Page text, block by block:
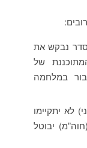
נבקש את
של
במלחמה
וחג שני) לא יתקיימו
התל-אביבים. ביום ד’, ה-16.4, (חוה”מ) יבוטל